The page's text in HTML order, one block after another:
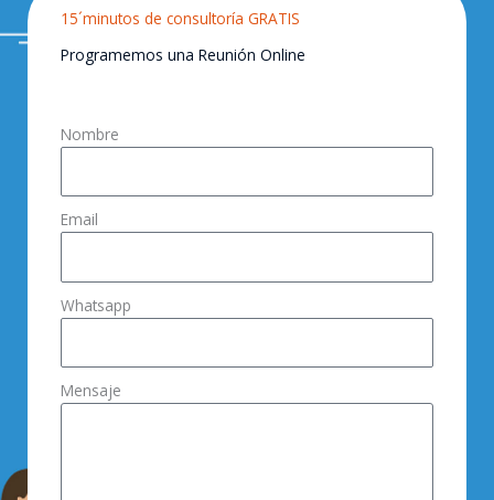
15´minutos de consultoría GRATIS
Programemos una Reunión Online
Nombre
Email
Whatsapp
Mensaje